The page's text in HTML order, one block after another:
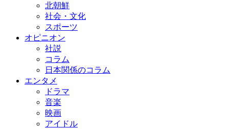
北朝鮮
社会・文化
スポーツ
オピニオン
社説
コラム
日本関係のコラム
エンタメ
ドラマ
音楽
映画
アイドル